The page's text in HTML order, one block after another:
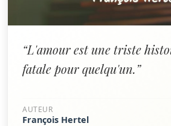
“L'amour est une triste
fatale pour quelqu'un.”
AUTEUR
François Hertel